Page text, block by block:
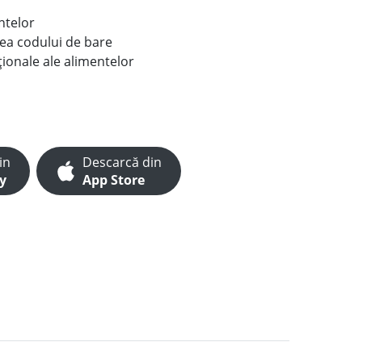
codului de bare
ale alimentelor
Descarcă din
App Store